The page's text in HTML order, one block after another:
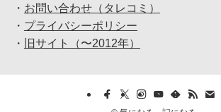
・ お問い合わせ（タレコミ）
・ プライバシーポリシー
・
旧サイト（〜2012年）